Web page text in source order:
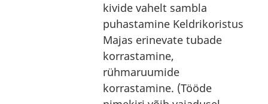
kivide vahelt sambla
puhastamine Keldrikoristus
Majas erinevate tubade
korrastamine,
rühmaruumide
korrastamine. (Tööde